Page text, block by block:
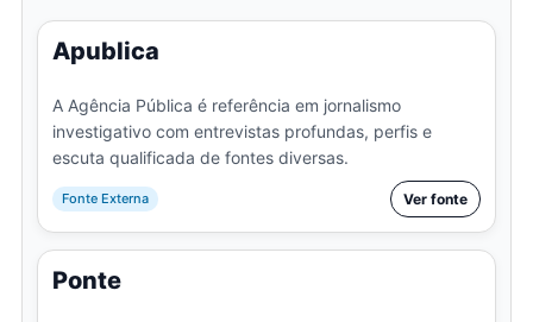
Apublica
A Agência Pública é referência em jornalismo
investigativo com entrevistas profundas, perfis e
escuta qualificada de fontes diversas.
Fonte Externa Ver fonte
Ponte